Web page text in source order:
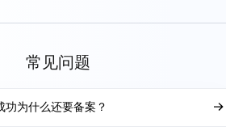
常见问题
功为什么还要备案？